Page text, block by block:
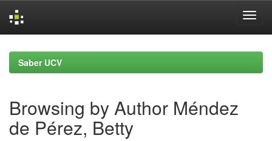
navigationSaber UCV
Browsing by Author Méndez
de Pérez, Betty